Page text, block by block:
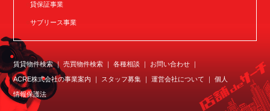
貸保証事業
サブリース事業
賃貸物件検索 売買物件検索 各種相談 お問い合わせ
ACRE株式会社の事業案内 スタッフ募集 運営会社について 個人
情報保護法